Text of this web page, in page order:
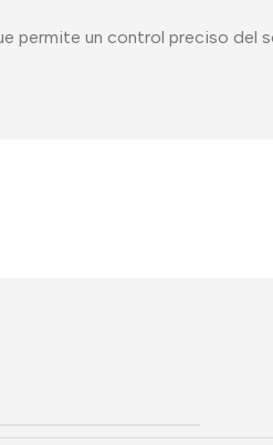
permite un control preciso del